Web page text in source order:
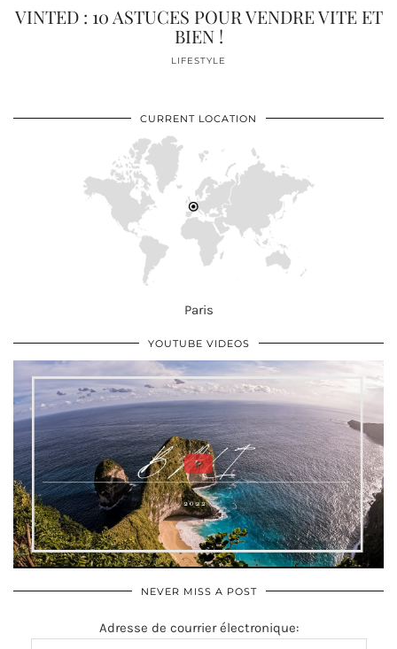
VINTED : 10 ASTUCES POUR VENDRE VITE ET
BIEN !
LIFESTYLE
CURRENT LOCATION
Paris
YOUTUBE VIDEOS
NEVER MISS A POST
Adresse de courrier électronique: